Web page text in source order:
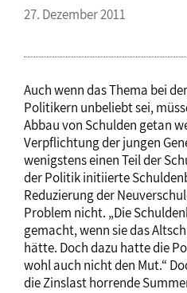
27. Dezember 2011
Auch wenn das Thema bei
Politikern unbeliebt sei,
Abbau von Schulden getan
Verpflichtung der jungen
wenigstens einen Teil der
der Politik initiierte
Reduzierung der
Problem nicht. „Die
gemacht, wenn sie das
hätte. Doch dazu hatte die
wohl auch nicht den Mut.“
die Zinslast horrende